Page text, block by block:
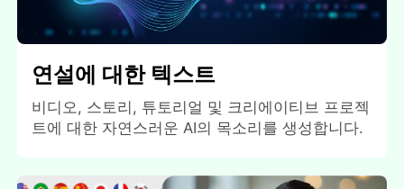
연설에 대한 텍스트
비디오, 스토리, 튜토리얼 및 크리에이티브 프로젝
트에 대한 자연스러운 AI의 목소리를 생성합니다.